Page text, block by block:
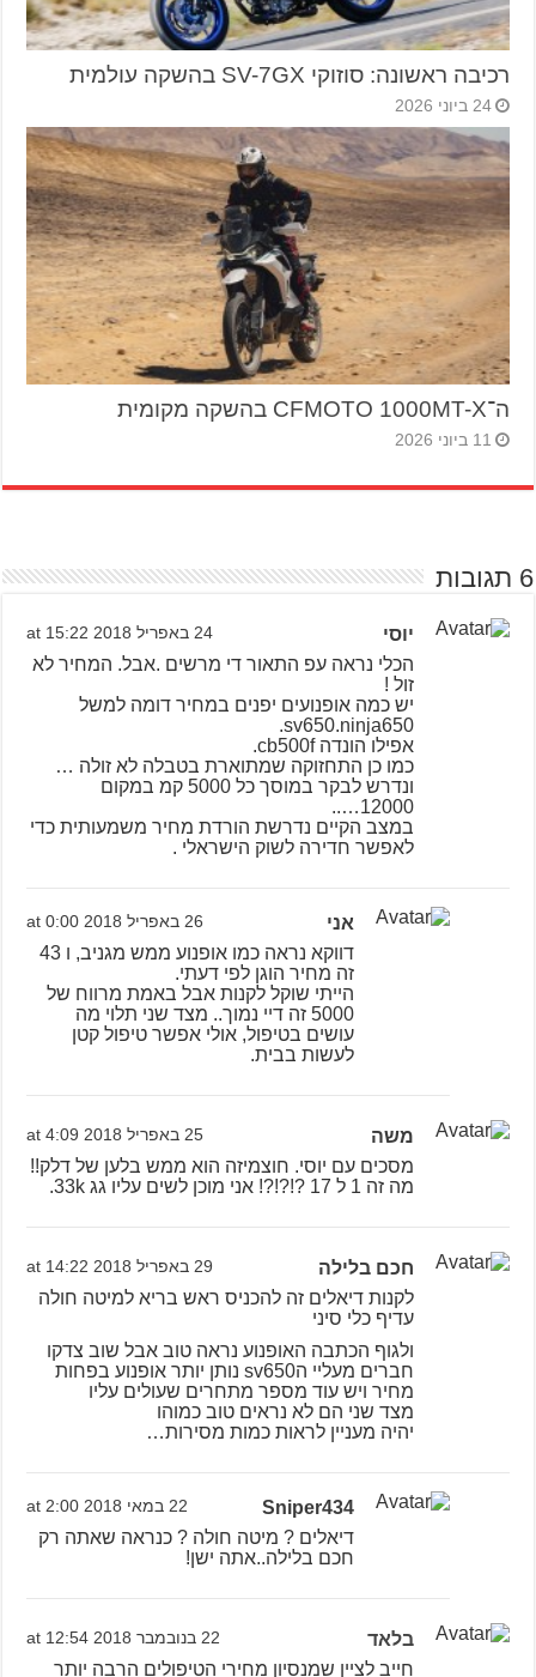
רכיבה ראשונה: סוזוקי SV-7GX בהשקה עולמית
24 ביוני 2026
ה־CFMOTO 1000MT-X בהשקה מקומית
11 ביוני 2026
6 תגובות
יוסי 24 באפריל 2018 at 15:22
הכלי נראה עפ התאור די מרשים .אבל. המחיר לא
זול !
יש כמה אופנועים יפנים במחיר דומה למשל
sv650.ninja650.
אפילו הונדה cb500f.
כמו כן התחזוקה שמתוארת בטבלה לא זולה …
ונדרש לבקר במוסך כל 5000 קמ במקום
12000…..
במצב הקיים נדרשת הורדת מחיר משמעותית כדי
לאפשר חדירה לשוק הישראלי .
אני 26 באפריל 2018 at 0:00
דווקא נראה כמו אופנוע ממש מגניב, ו 43
זה מחיר הוגן לפי דעתי.
הייתי שוקל לקנות אבל באמת מרווח של
5000 זה דיי נמוך.. מצד שני תלוי מה
עושים בטיפול, אולי אפשר טיפול קטן
לעשות בבית.
משה 25 באפריל 2018 at 4:09
מסכים עם יוסי. חוצמיזה הוא ממש בלען של דלק!!
מה זה 1 ל 17 ?!?!?! אני מוכן לשים עליו גג 33k.
חכם בלילה 29 באפריל 2018 at 14:22
לקנות דיאלים זה להכניס ראש בריא למיטה חולה
עדיף כלי סיני
ולגוף הכתבה האופנוע נראה טוב אבל שוב צדקו
חברים מעליי הsv650 נותן יותר אופנוע בפחות
מחיר ויש עוד מספר מתחרים שעולים עליו
מצד שני הם לא נראים טוב כמוהו
יהיה מעניין לראות כמות מסירות…
Sniper434 22 במאי 2018 at 2:00
דיאלים ? מיטה חולה ? כנראה שאתה רק
חכם בלילה..אתה ישן!
בלאד 22 בנובמבר 2018 at 12:54
חייב לציין שמנסיון מחירי הטיפולים הרבה יותר